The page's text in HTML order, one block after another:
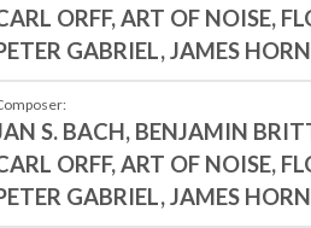
ORFF, ART OF NOISE,
GABRIEL, JAMES
S. BACH, BENJAMIN
ORFF, ART OF NOISE,
GABRIEL, JAMES